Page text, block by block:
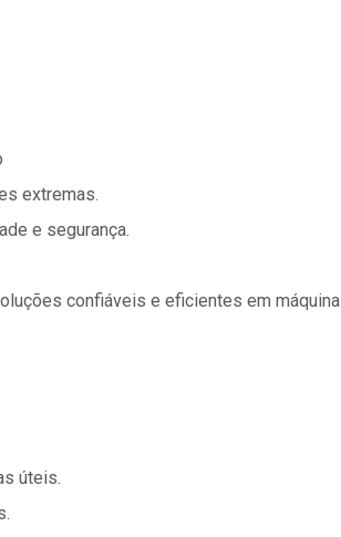
extremas.
e segurança.
confiáveis e eficientes em
úteis.